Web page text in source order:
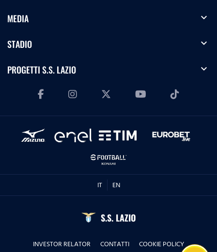
MEDIA expand_more
STADIO expand_more
PROGETTI S.S. LAZIO expand_more
IT EN
S.S. LAZIO
INVESTOR RELATOR CONTATTI COOKIE POLICY